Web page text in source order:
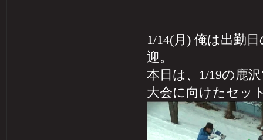
1/14(月) 俺は出勤
迎。
本日は、1/19の鹿
大会に向けたセッ